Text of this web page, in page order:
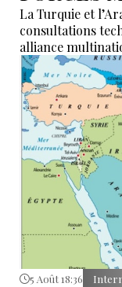
La Turquie et
consultations
alliance
à garantir la
dans le détroit
d’Aden.
5 Août 18:36